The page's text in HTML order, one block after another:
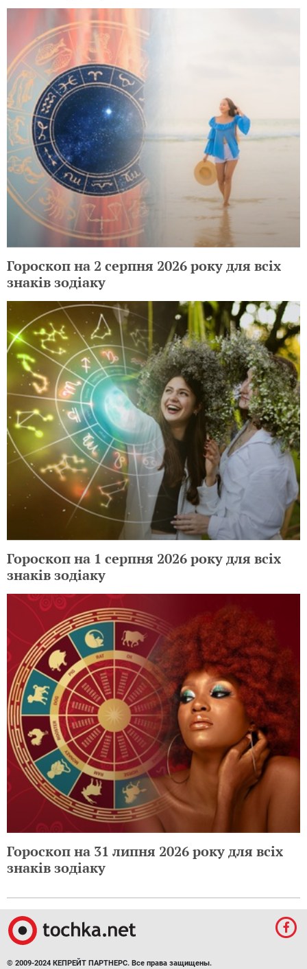
Гороскоп на 2 серпня 2026 року для всіх
знаків зодіаку
Гороскоп на 1 серпня 2026 року для всіх
знаків зодіаку
Гороскоп на 31 липня 2026 року для всіх
знаків зодіаку
© 2009-2024 КЕПРЕЙТ ПАРТНЕРС. Все права защищены.